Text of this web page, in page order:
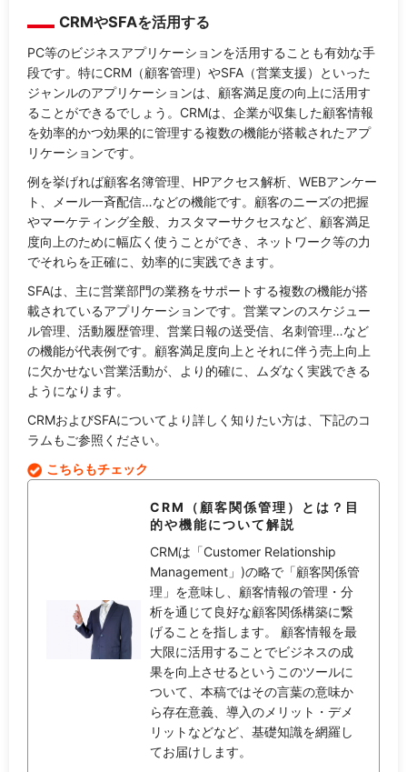
CRMやSFAを活用する
PC等のビジネスアプリケーションを活用することも有効な手
段です。特にCRM（顧客管理）やSFA（営業支援）といった
ジャンルのアプリケーションは、顧客満足度の向上に活用す
ることができるでしょう。CRMは、企業が収集した顧客情報
を効率的かつ効果的に管理する複数の機能が搭載されたアプ
リケーションです。
例を挙げれば顧客名簿管理、HPアクセス解析、WEBアンケー
ト、メール一斉配信…などの機能です。顧客のニーズの把握
やマーケティング全般、カスタマーサクセスなど、顧客満足
度向上のために幅広く使うことができ、ネットワーク等の力
でそれらを正確に、効率的に実践できます。
SFAは、主に営業部門の業務をサポートする複数の機能が搭
載されているアプリケーションです。営業マンのスケジュー
ル管理、活動履歴管理、営業日報の送受信、名刺管理…など
の機能が代表例です。顧客満足度向上とそれに伴う売上向上
に欠かせない営業活動が、より的確に、ムダなく実践できる
ようになります。
CRMおよびSFAについてより詳しく知りたい方は、下記のコ
ラムもご参照ください。
こちらもチェック
CRM（顧客関係管理）とは？目
的や機能について解説
CRMは「Customer Relationship
Management」)の略で「顧客関係管
理」を意味し、顧客情報の管理・分
析を通じて良好な顧客関係構築に繋
げることを指します。 顧客情報を最
大限に活用することでビジネスの成
果を向上させるというこのツールに
ついて、本稿ではその言葉の意味か
ら存在意義、導入のメリット・デメ
リットなどなど、基礎知識を網羅し
てお届けします。